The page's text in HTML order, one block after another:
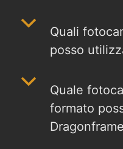
b
Quali
posso
b
Quale
formato